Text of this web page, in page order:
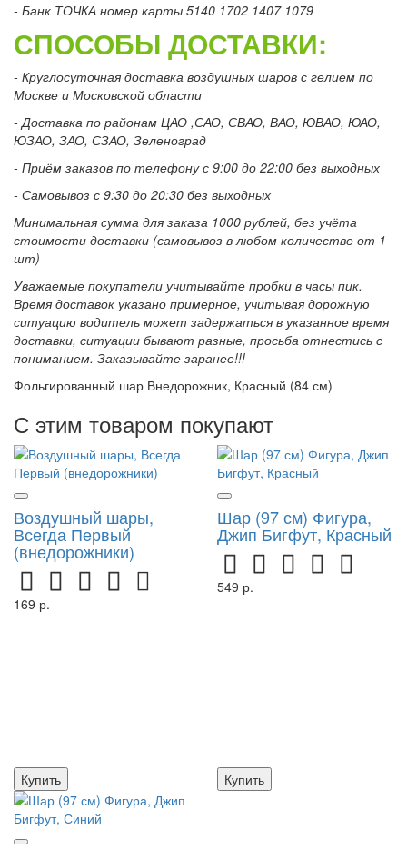
- Банк ТОЧКА номер карты 5140 1702 1407 1079
СПОСОБЫ ДОСТАВКИ:
- Круглосуточная доставка воздушных шаров с гелием по
Москве и Московской области
- Доставка по районам ЦАО ,САО, СВАО, ВАО, ЮВАО, ЮАО,
ЮЗАО, ЗАО, СЗАО, Зеленоград
- Приём заказов по телефону с 9:00 до 22:00 без выходных
- Самовывоз с 9:30 до 20:30 без выходных
Минимальная сумма для заказа 1000 рублей, без учёта
стоимости доставки (самовывоз в любом количестве от 1
шт)
Уважаемые покупатели учитывайте пробки в часы пик.
Время доставок указано примерное, учитывая дорожную
ситуацию водитель может задержаться в указанное время
доставки, ситуации бывают разные, просьба отнестись с
пониманием. Заказывайте заранее!!!
Фольгированный шар Внедорожник, Красный (84 см)
С этим товаром покупают
Воздушный шары,
Всегда Первый
(внедорожники)
169 р.
Купить
Шар (97 см) Фигура,
Джип Бигфут, Красный
549 р.
Купить